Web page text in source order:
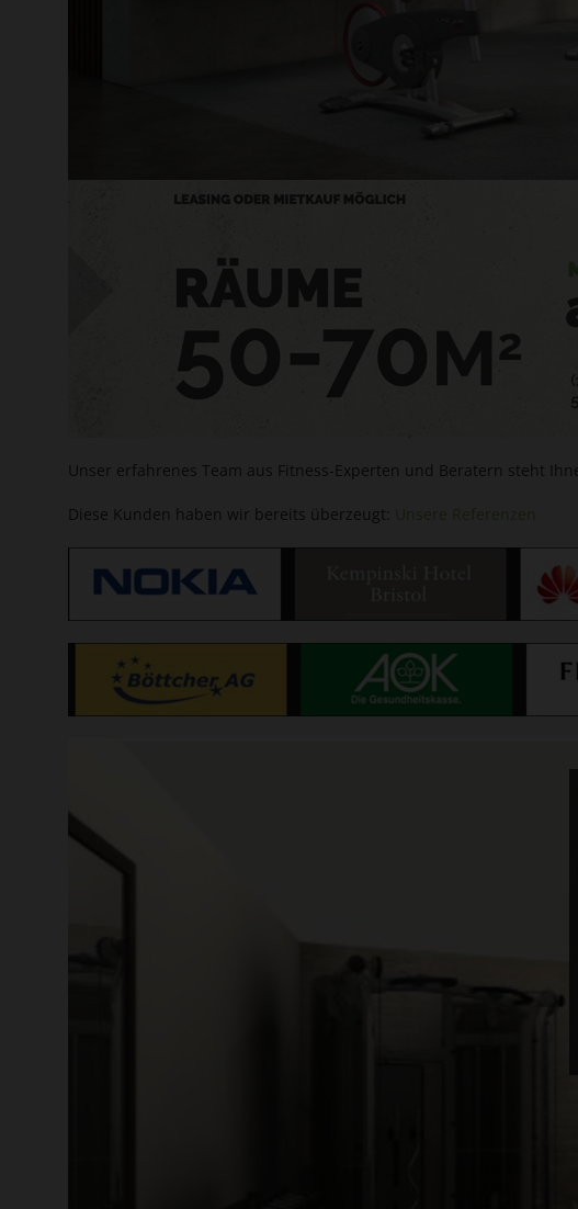
Unser erfahrenes Team aus Fitness-Experten und Beratern steht
Diese Kunden haben wir bereits überzeugt: Unsere Referenzen